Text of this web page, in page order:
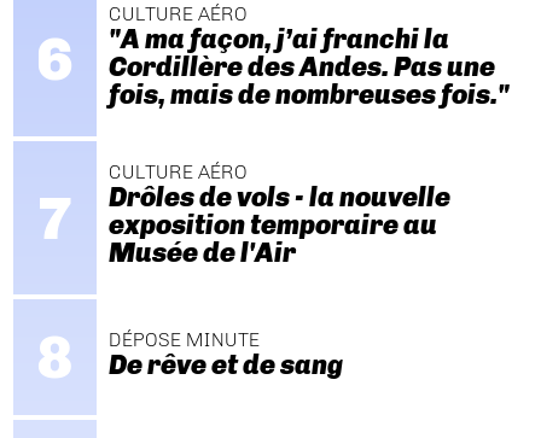
CULTURE AÉRO
"A ma façon, j’ai franchi la
Cordillère des Andes. Pas une
fois, mais de nombreuses fois."
CULTURE AÉRO
Drôles de vols - la nouvelle
exposition temporaire au
Musée de l'Air
DÉPOSE MINUTE
De rêve et de sang